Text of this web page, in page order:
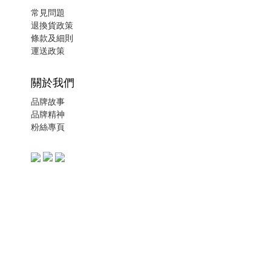
常見問題
退換貨政策
條款及細則
運送政策
關於我們
品牌故事
品牌精神
粉絲專頁